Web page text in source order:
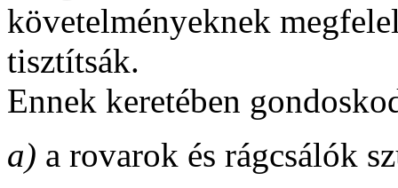
követelményeknek
tisztítsák.
Ennek keretében
a) a rovarok és rágcsálók